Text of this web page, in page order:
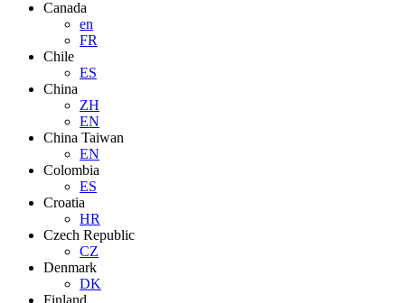
Canada
en
FR
Chile
ES
China
ZH
EN
China Taiwan
EN
Colombia
ES
Croatia
HR
Czech Republic
CZ
Denmark
DK
Finland